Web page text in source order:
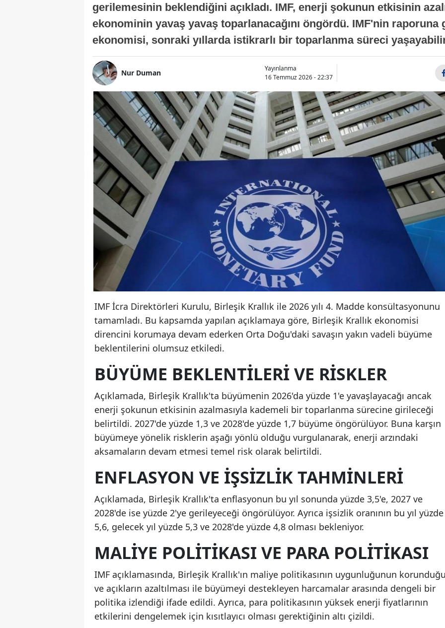
gerilemesinin beklendiğini açıkladı. IMF, enerji şokunun etkisinin
ekonominin yavaş yavaş toparlanacağını öngördü. IMF'nin raporuna
ekonomisi, sonraki yıllarda istikrarlı bir toparlanma süreci
Nur Duman
Yayınlanma
16 Temmuz 2026 - 22:37
IMF İcra Direktörleri Kurulu, Birleşik Krallık ile 2026 yılı 4. Madde konsültasyonunu
tamamladı. Bu kapsamda yapılan açıklamaya göre, Birleşik Krallık ekonomisi
direncini korumaya devam ederken Orta Doğu'daki savaşın yakın vadeli büyüme
beklentilerini olumsuz etkiledi.
BÜYÜME BEKLENTILERI VE RISKLER
Açıklamada, Birleşik Krallık'ta büyümenin 2026'da yüzde 1'e yavaşlayacağı ancak
enerji şokunun etkisinin azalmasıyla kademeli bir toparlanma sürecine girileceği
belirtildi. 2027'de yüzde 1,3 ve 2028'de yüzde 1,7 büyüme öngörülüyor. Buna karşın
büyümeye yönelik risklerin aşağı yönlü olduğu vurgulanarak, enerji arzındaki
aksamaların devam etmesi temel risk olarak belirtildi.
ENFLASYON VE İŞSIZLIK TAHMINLERI
Açıklamada, Birleşik Krallık'ta enflasyonun bu yıl sonunda yüzde 3,5'e, 2027 ve
2028'de ise yüzde 2'ye gerileyeceği öngörülüyor. Ayrıca işsizlik oranının bu yıl yüzde
5,6, gelecek yıl yüzde 5,3 ve 2028'de yüzde 4,8 olması bekleniyor.
MALIYE POLITIKASI VE PARA POLITIKASI
IMF açıklamasında, Birleşik Krallık'ın maliye politikasının uygunluğunun
ve açıkların azaltılması ile büyümeyi destekleyen harcamalar arasında dengeli bir
politika izlendiği ifade edildi. Ayrıca, para politikasının yüksek enerji fiyatlarının
etkilerini dengelemek için kısıtlayıcı olması gerektiğinin altı çizildi.